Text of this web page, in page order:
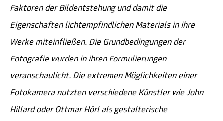
Faktoren der Bildentstehung und damit die
Eigenschaften lichtempfindlichen Materials in ihre
Werke miteinfließen. Die Grundbedingungen der
Fotografie wurden in ihren Formulierungen
veranschaulicht. Die extremen Möglichkeiten einer
Fotokamera nutzten verschiedene Künstler wie John
Hillard oder Ottmar Hörl als gestalterische